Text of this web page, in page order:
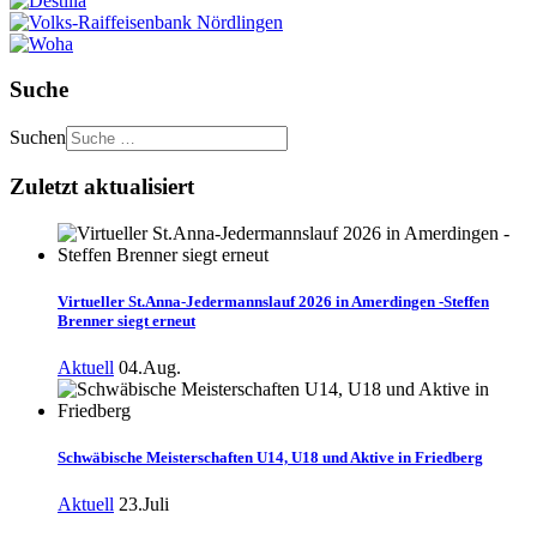
Suche
Suchen
Zuletzt aktualisiert
Virtueller St.Anna-Jedermannslauf 2026 in Amerdingen -Steffen
Brenner siegt erneut
Aktuell 04.Aug.
Schwäbische Meisterschaften U14, U18 und Aktive in Friedberg
Aktuell 23.Juli